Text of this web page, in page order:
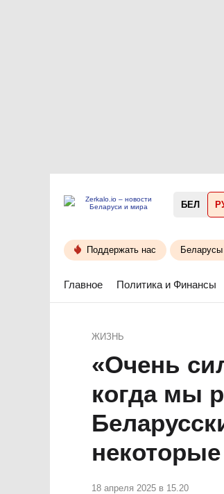
БЕЛ
Поддержать нас
Главное Политика и Финансы
ЖИЗНЬ
«Очень
когда мы
18 апреля 2025 в 15.20